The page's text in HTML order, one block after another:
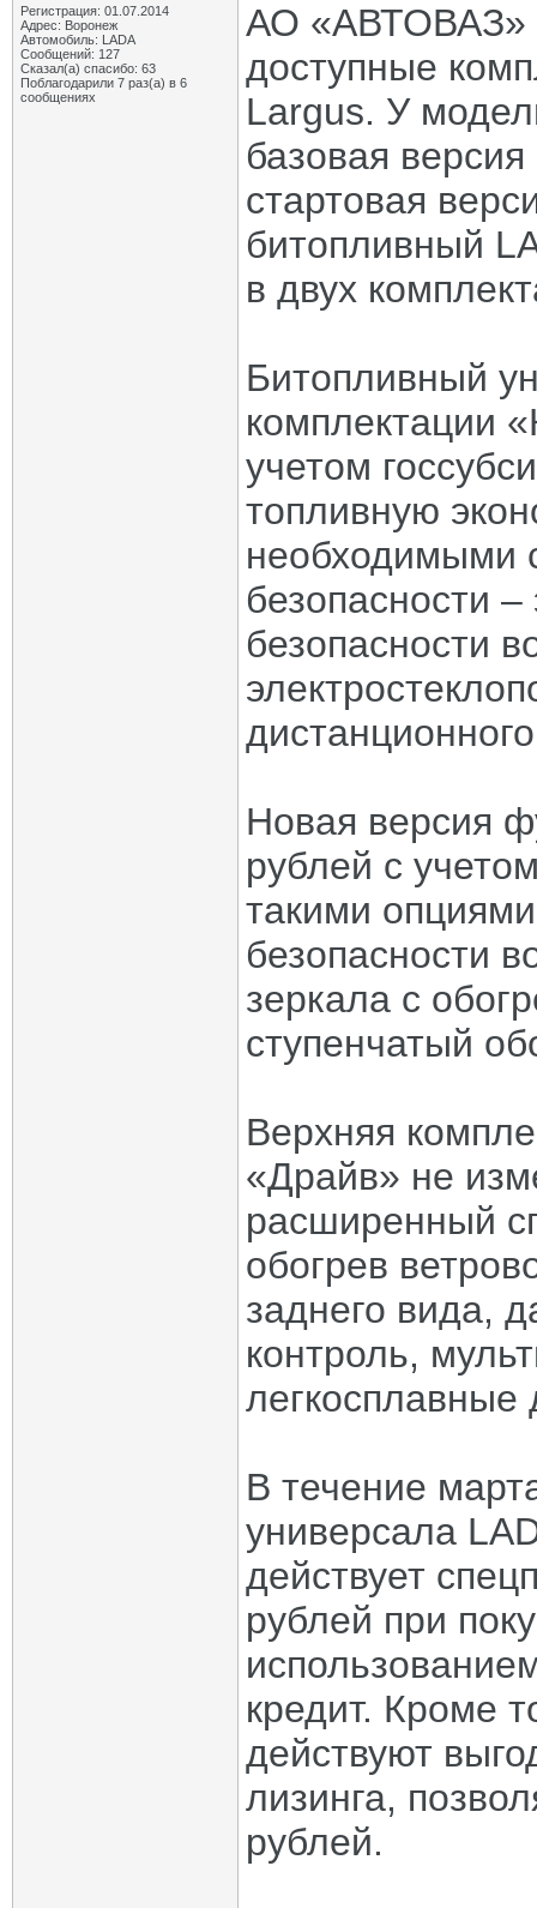
Регистрация: 01.07.2014
Адрес: Воронеж
Автомобиль: LADA
Сообщений: 127
Сказал(а) спасибо: 63
Поблагодарили 7 раз(а) в 6
сообщениях
АО «АВТОВАЗ»
доступные
Largus. У
базовая
стартовая
битопливный
в двух
Битопливный
комплектации
учетом
топливную
необходимыми
безопасности
безопасности
Новая версия
рублей с
такими
безопасности
зеркала с
ступенчатый
Верхняя
«Драйв» не
расширенный
обогрев
заднего вида,
контроль,
легкосплавные
В течение
универсала
действует
рублей при
кредит. Кроме
действуют
лизинга,
рублей.